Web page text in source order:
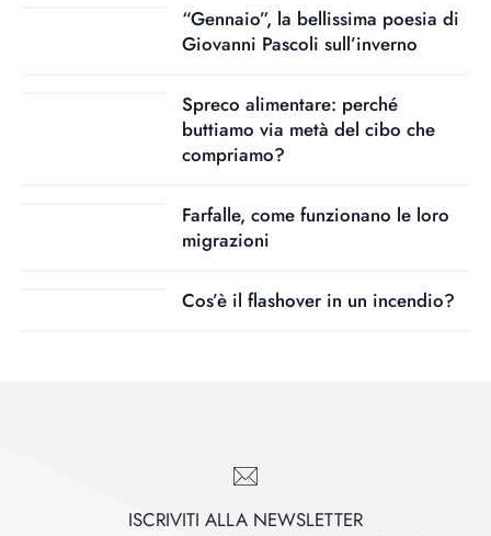
“Gennaio”, la bellissima poesia di
Giovanni Pascoli sull’inverno
Spreco alimentare: perché
buttiamo via metà del cibo che
compriamo?
Farfalle, come funzionano le loro
migrazioni
Cos’è il flashover in un incendio?
ISCRIVITI ALLA NEWSLETTER